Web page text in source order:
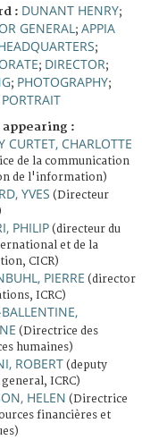
: DUNANT HENRY;
GENERAL ; APPIA
;
; DIRECTOR;
; PHOTOGRAPHY;
appearing :
CURTET, CHARLOTTE
de la communication
de l'information)
YVES (Directeur
PHILIP (directeur du
et de la
CICR)
PIERRE (director
ICRC)
(Directrice des
humaines)
ROBERT (deputy
ICRC)
HELEN (Directrice
financières et